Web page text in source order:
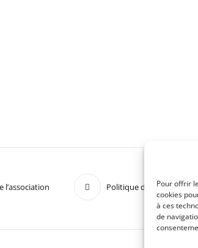
Pour offrir
cookies
à ces
de
l’association Politique de